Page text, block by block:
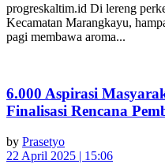
progreskaltim.id Di lereng
Kecamatan Marangkayu,
pagi membawa aroma...
6.000 Aspirasi
Finalisasi Rencana
by Prasetyo
22 April 2025 | 15:06